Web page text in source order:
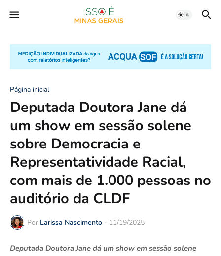
Página inicial
Deputada Doutora Jane dá
um show em sessão solene
sobre Democracia e
Representatividade Racial,
com mais de 1.000 pessoas no
auditório da CLDF
Por Larissa Nascimento - 11/19/2025
Deputada Doutora Jane dá um show em sessão solene